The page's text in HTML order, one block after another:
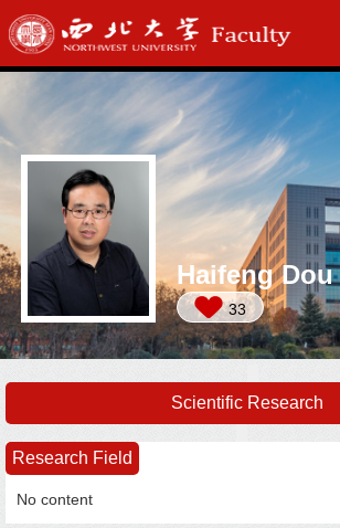
Haifeng Dou
33
Scientific Research
Research Field
No content